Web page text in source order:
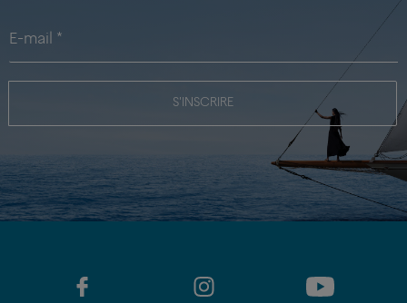
S'INSCRIRE